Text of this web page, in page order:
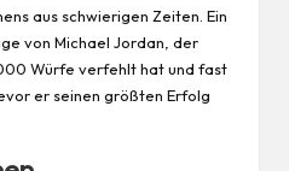
aus schwierigen Zeiten. Ein
von Michael Jordan, der
Würfe verfehlt hat und fast
er seinen größten Erfolg